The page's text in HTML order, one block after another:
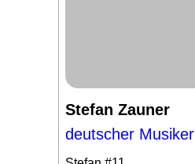
Stefan Zauner
deutscher Musiker